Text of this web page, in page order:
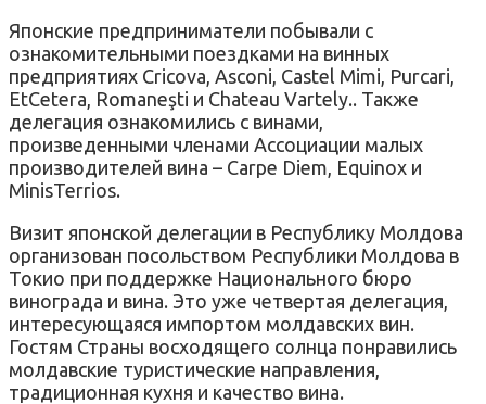
Японские предприниматели побывали с
ознакомительными поездками на винных
предприятиях Cricova, Asconi, Castel Mimi, Purcari,
EtCetera, Romaneşti и Chateau Vartely.. Также
делегация ознакомились с винами,
произведенными членами Ассоциации малых
производителей вина – Carpe Diem, Equinox и
MinisTerrios.
Визит японской делегации в Республику Молдова
организован посольством Республики Молдова в
Токио при поддержке Национального бюро
винограда и вина. Это уже четвертая делегация,
интересующаяся импортом молдавских вин.
Гостям Страны восходящего солнца понравились
молдавские туристические направления,
традиционная кухня и качество вина.